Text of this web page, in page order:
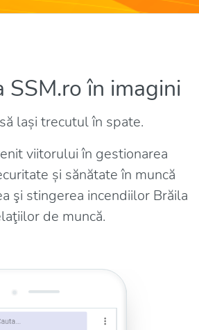
SSM.ro în imagini
lași trecutul în spate.
viitorului în gestionarea
și sănătate în muncă
şi stingerea incendiilor Brăila
de muncă.